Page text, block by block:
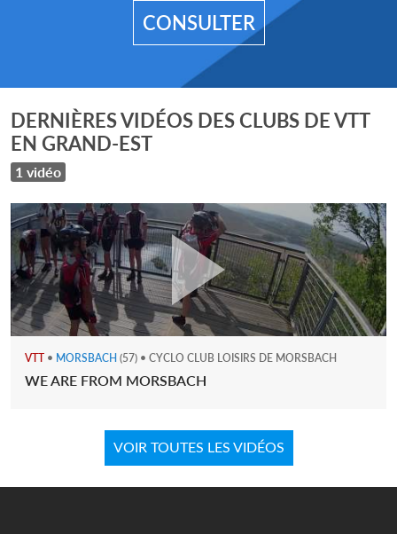
CONSULTER
DERNIÈRES VIDÉOS DES CLUBS DE VTT
EN GRAND-EST
1 vidéo
VTT • MORSBACH (57) • CYCLO CLUB LOISIRS DE MORSBACH
WE ARE FROM MORSBACH
VOIR TOUTES LES VIDÉOS